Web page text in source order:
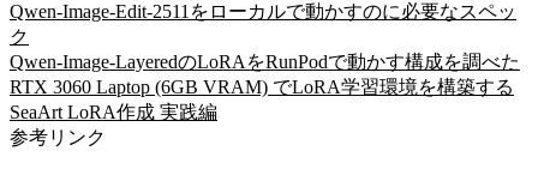
Qwen-Image-Edit-2511をローカルで動かすのに必要なスペッ
ク
Qwen-Image-LayeredのLoRAをRunPodで動かす構成を調べた
RTX 3060 Laptop (6GB VRAM) でLoRA学習環境を構築する
SeaArt LoRA作成 実践編
参考リンク